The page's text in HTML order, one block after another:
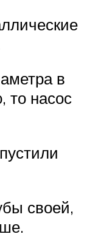
в
то насос
своей,